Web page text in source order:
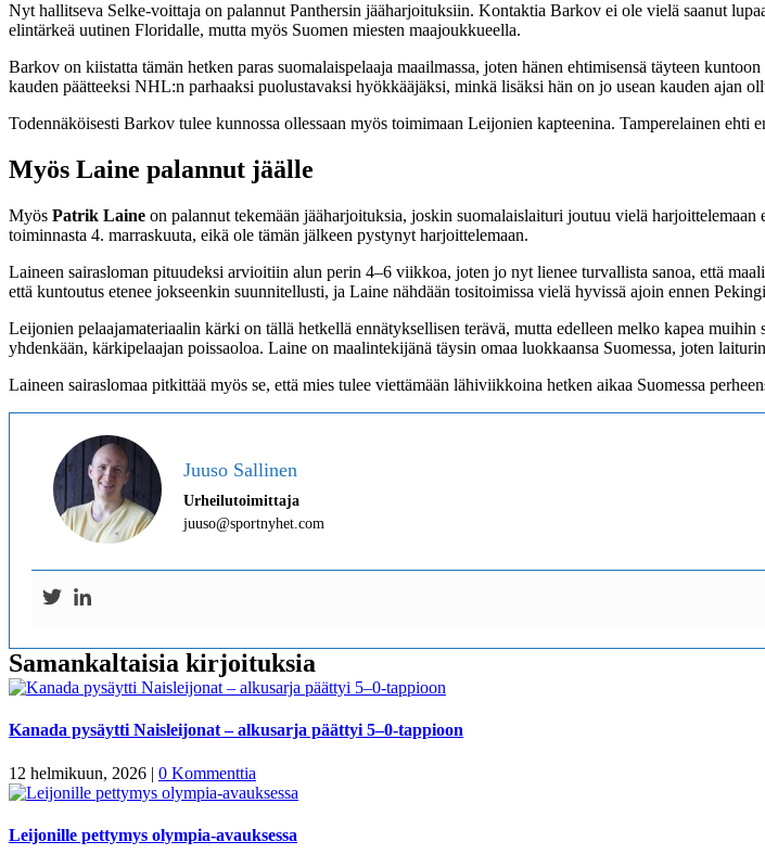
Nyt hallitseva Selke-voittaja on palannut Panthersin jääharjoituksiin. Kontaktia Barkov ei ole vielä saanut
elintärkeä uutinen Floridalle, mutta myös Suomen miesten maajoukkueella.
Barkov on kiistatta tämän hetken paras suomalaispelaaja maailmassa, joten hänen ehtimisensä täyteen
kauden päätteeksi NHL:n parhaaksi puolustavaksi hyökkääjäksi, minkä lisäksi hän on jo usean kauden ajan
Todennäköisesti Barkov tulee kunnossa ollessaan myös toimimaan Leijonien kapteenina. Tamperelainen ehti
Myös Laine palannut jäälle
Myös Patrik Laine on palannut tekemään jääharjoituksia, joskin suomalaislaituri joutuu vielä
toiminnasta 4. marraskuuta, eikä ole tämän jälkeen pystynyt harjoittelemaan.
Laineen sairasloman pituudeksi arvioitiin alun perin 4–6 viikkoa, joten jo nyt lienee turvallista sanoa, että
että kuntoutus etenee jokseenkin suunnitellusti, ja Laine nähdään tositoimissa vielä hyvissä ajoin ennen
Leijonien pelaajamateriaalin kärki on tällä hetkellä ennätyksellisen terävä, mutta edelleen melko kapea
yhdenkään, kärkipelaajan poissaoloa. Laine on maalintekijänä täysin omaa luokkaansa Suomessa, joten
Laineen sairaslomaa pitkittää myös se, että mies tulee viettämään lähiviikkoina hetken aikaa Suomessa
Juuso Sallinen
Urheilutoimittaja
juuso@sportnyhet.com
Samankaltaisia kirjoituksia
Kanada pysäytti Naisleijonat – alkusarja päättyi 5–0-tappioon
12 helmikuun, 2026 | 0 Kommenttia
Leijonille pettymys olympia-avauksessa